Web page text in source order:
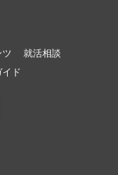
ツ
就活相談
ド